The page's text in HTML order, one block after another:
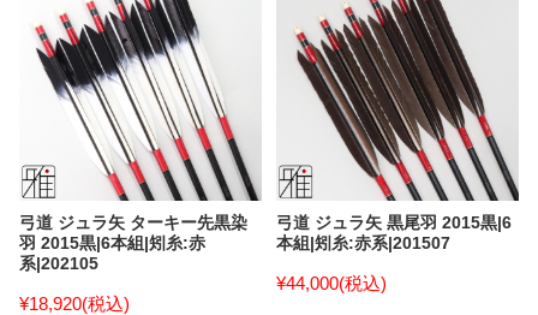
弓道 ジュラ矢 ターキー先黒染
羽 2015黒|6本組|矧糸:赤
系|202105
¥18,920(税込)
弓道 ジュラ矢 黒尾羽 2015黒|6
本組|矧糸:赤系|201507
¥44,000(税込)